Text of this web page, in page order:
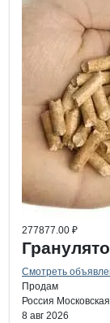
277877.00 ₽
Смотреть
Продам
Россия
8 авг 2026